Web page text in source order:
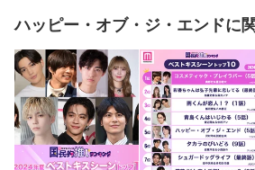
ハッピー・オブ・ジ・エンドに